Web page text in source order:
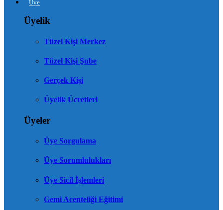
Üye
Üyelik
Tüzel Kişi Merkez
Tüzel Kişi Şube
Gerçek Kişi
Üyelik Ücretleri
Üyeler
Üye Sorgulama
Üye Sorumlulukları
Üye Sicil İşlemleri
Gemi Acenteliği Eğitimi